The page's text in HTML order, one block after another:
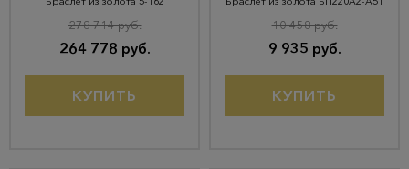
264 778 руб.
278 714 руб.
КУПИТЬ
9 935 руб.
10 458 руб.
КУПИТЬ